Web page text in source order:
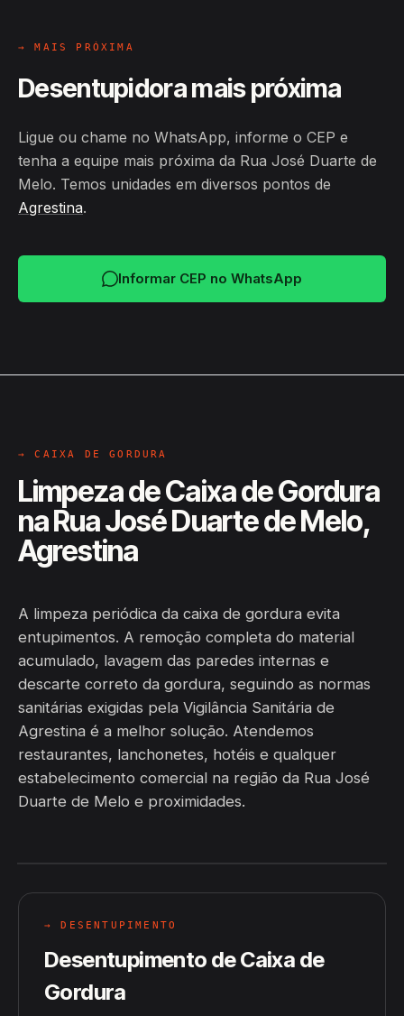
→ MAIS PRÓXIMA
Desentupidora mais próxima
Ligue ou chame no WhatsApp, informe o CEP e
tenha a equipe mais próxima da Rua José Duarte de
Melo. Temos unidades em diversos pontos de
Agrestina.
Informar CEP no WhatsApp
→ CAIXA DE GORDURA
Limpeza de Caixa de Gordura
na Rua José Duarte de Melo,
Agrestina
A limpeza periódica da caixa de gordura evita
entupimentos. A remoção completa do material
acumulado, lavagem das paredes internas e
descarte correto da gordura, seguindo as normas
sanitárias exigidas pela Vigilância Sanitária de
Agrestina é a melhor solução. Atendemos
restaurantes, lanchonetes, hotéis e qualquer
estabelecimento comercial na região da Rua José
Duarte de Melo e proximidades.
→ DESENTUPIMENTO
Desentupimento de Caixa de
Gordura